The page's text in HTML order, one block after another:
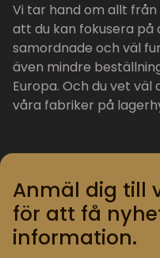
Vi tar hand om allt
att du kan fokusera på
samordnade och väl
även mindre
Europa. Och du vet
våra fabriker på
Anmäl dig till
för att få
information.